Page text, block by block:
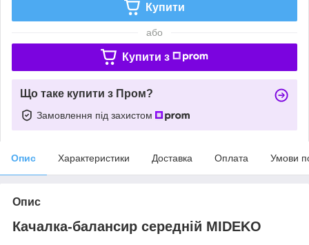
Купити
або
Купити з
Що таке купити з Пром?
Замовлення під захистом
Опис Характеристики Доставка Оплата Умови
Опис
Качалка-балансир середній MIDEKO